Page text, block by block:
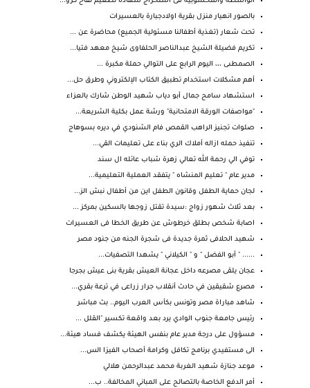
بالصور انهيار منزل بقرية اولادجبارة بالعسيرات
تحت شعار (تغذية أطفالنا مسئولية الجميع) محاضرة عن ...
تكريم فضيلة الشيخ عبدالناصر الحلفاوى شيخ معهد فتيا...
الصمطىى ،،، اليوم الرابع على التوالي حملة مكبرة ...
أهم مشكلات استخدام تطبيق الكتاب الإلكتروني وطرق حل...
استشهاد سامح جمال أبو دياب شهيد الوطن شارك بالعزاء
"مواصفات الورقة الامتحانية" ورشة عمل بكلية الشريعة...
صلوات تجنيز الراهب القمص فام الشنودي في ديره بسوهاج
تنفيذ حمله ازاله أملاك الري بناء على تعليمات القي...
توفي الي رحمة الله تعالي زهرة شباب عائله ال سند
مدير عام " تعليم المنشاه " يتفقد العملية التعليمية...
لجان حماية الطفل وقانون الطفل اين من أطفال نبش الز...
بعد ثلاث شهور زواج :سيدة تقتل زوجها بالسكين بمركز ...
اصابة شخص بطلق خرطوش عن طريق الخطا فى العسيرات
شهيد الحلافى ثمرة جديدة فى شجرة الجنه من جنود مصر
...... " أبو الفضل " و " الكيلاني " يشهدا التصفيات...
عجان يلقى مصرعه داخل عجانة العيش بقرية بنى عيش بجرجا
مصرع شقيقين في حادث أنقلاب جرار زراعى في ترعة بقري...
شاهد مباراة مصر وتونس بكأس العرب اليوم.. بث مباشر
رئيس جامعة جنوب الوادي يرد بعد واقعة تكسير "القلل ...
مسؤول على درجة مدير عام بنفس الهيئة يكشف فساد هيئة...
الى مستفيدي برنامج تكافل وكرامة أصحاب الفيزا الس...
موعد جنازة شهيد الغربة محمد عبدالرحمن هلالي
أمر الدفع الخاصة بالتصالح على المباني المخالفة.. ب...